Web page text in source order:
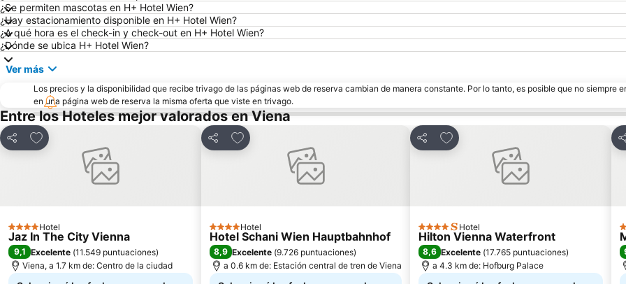
¿Se permiten mascotas en H+ Hotel Wien?
¿Hay estacionamiento disponible en H+ Hotel Wien?
¿A qué hora es el check-in y check-out en H+ Hotel Wien?
¿Dónde se ubica H+ Hotel Wien?
Ver más
Los precios y la disponibilidad que recibe trivago de las páginas web de reserva cambian de manera constante. Por lo tanto, es posible que no siempre
en una página web de reserva la misma oferta que viste en trivago.
Entre los Hoteles mejor valorados en Viena
Compartir
Añadir a favoritos
4 Estrellas
Hotel
Jaz In The City Vienna
9,1 Excelente (11.549 puntuaciones)
Viena, a 1.7 km de: Centro de la ciudad
Compartir
Añadir a favoritos
4 Estrellas
Hotel
Hotel Schani Wien Hauptbahnhof
8,9 Excelente (9.726 puntuaciones)
a 0.6 km de: Estación central de tren de Viena
Compartir
Añadir a favoritos
4 EstrellasHotel
Hilton Vienna Waterfront
8,6 Excelente (17.765 puntuaciones)
a 4.3 km de: Hofburg Palace